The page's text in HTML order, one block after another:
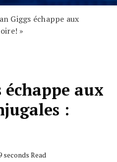
Giggs échappe aux
»
échappe aux
:
seconds Read